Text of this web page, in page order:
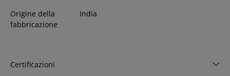
Origine della
fabbricazione
India
Certificazioni